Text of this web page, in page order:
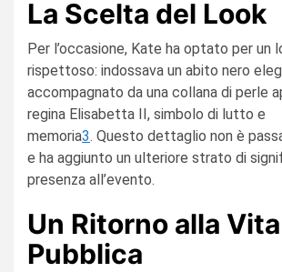
La Scelta del Look
Per l’occasione, Kate ha optato per un
rispettoso: indossava un abito nero
accompagnato da una collana di perle
regina Elisabetta II, simbolo di lutto e
memoria3. Questo dettaglio non è
e ha aggiunto un ulteriore strato di
presenza all’evento.
Un Ritorno alla Vita
Pubblica